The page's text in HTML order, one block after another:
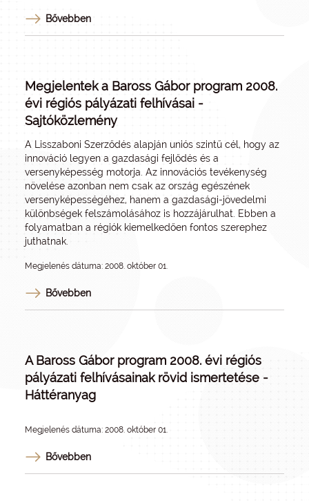
Bővebben
Megjelentek a Baross Gábor program 2008.
évi régiós pályázati felhívásai -
Sajtóközlemény
A Lisszaboni Szerződés alapján uniós szintű cél, hogy az
innováció legyen a gazdasági fejlődés és a
versenyképesség motorja. Az innovációs tevékenység
növelése azonban nem csak az ország egészének
versenyképességéhez, hanem a gazdasági-jövedelmi
különbségek felszámolásához is hozzájárulhat. Ebben a
folyamatban a régiók kiemelkedően fontos szerephez
juthatnak.
Megjelenés dátuma: 2008. október 01.
Bővebben
A Baross Gábor program 2008. évi régiós
pályázati felhívásainak rövid ismertetése -
Háttéranyag
Megjelenés dátuma: 2008. október 01.
Bővebben